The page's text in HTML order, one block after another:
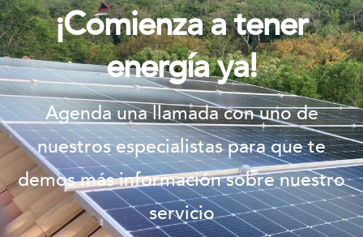
¡Comienza a tener
energía ya!
Agenda una llamada con uno de
nuestros especialistas para que te
demos más información sobre nuestro
servicio